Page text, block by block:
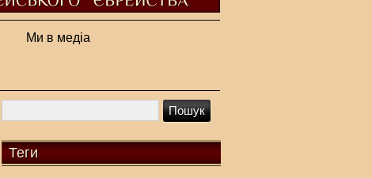
Ми в медіа
Теги